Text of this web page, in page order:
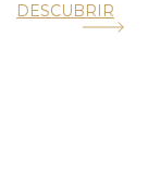
DESCUBRIR